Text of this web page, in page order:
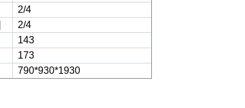
2/4
2/4
143
173
790*930*1930